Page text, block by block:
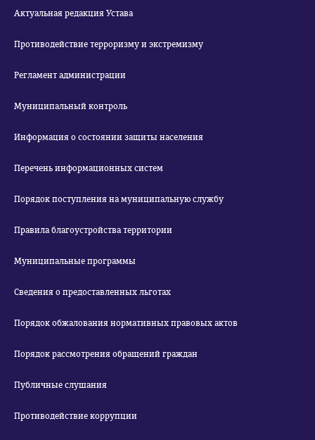
Актуальная редакция Устава
Противодействие терроризму и экстремизму
Регламент администрации
Муниципальный контроль
Информация о состоянии защиты населения
Перечень информационных систем
Порядок поступления на муниципальную службу
Правила благоустройства территории
Муниципальные программы
Сведения о предоставленных льготах
Порядок обжалования нормативных правовых актов
Порядок рассмотрения обращений граждан
Публичные слушания
Противодействие коррупции